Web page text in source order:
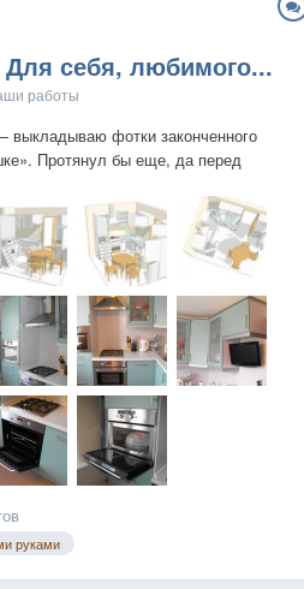
себя, любимого...
работы
фотки законченного
Протянул бы еще, да перед
ph...hp?album=392 Прежде,
обрисовать началь...
руками